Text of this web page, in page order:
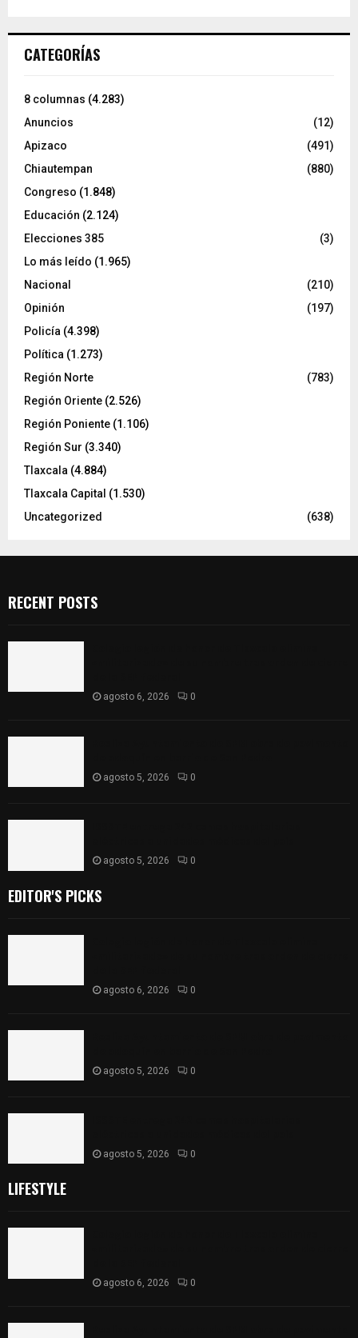
CATEGORÍAS
8 columnas (4.283)
Anuncios
(12)
Apizaco
(491)
Chiautempan
(880)
Congreso (1.848)
Educación (2.124)
Elecciones 385
(3)
Lo más leído (1.965)
Nacional
(210)
Opinión
(197)
Policía (4.398)
Política (1.273)
Región Norte
(783)
Región Oriente (2.526)
Región Poniente (1.106)
Región Sur (3.340)
Tlaxcala (4.884)
Tlaxcala Capital (1.530)
Uncategorized
(638)
RECENT POSTS
agosto 6, 2026 0
agosto 5, 2026 0
agosto 5, 2026 0
EDITOR'S PICKS
agosto 6, 2026 0
agosto 5, 2026 0
agosto 5, 2026 0
LIFESTYLE
agosto 6, 2026 0